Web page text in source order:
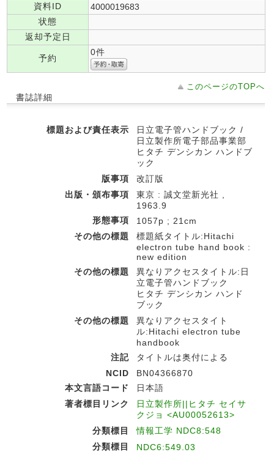
資料ID
4000019683
状態
返却予定日
予約
0件
このページのTOPへ
書誌詳細
標題および責任表示
日立電子管ハンドブック /
日立製作所電子部品事業部
ヒタチ デンシカン ハンドブ
ック
版事項
改訂版
出版・頒布事項
東京 : 誠文堂新光社 ,
1963.9
形態事項
1057p ; 21cm
その他の標題
標題紙タイトル:Hitachi
electron tube hand book :
new edition
その他の標題
異なりアクセスタイトル:日
立電子管ハンドブック
ヒタチ デンシカン ハンド
ブック
その他の標題
異なりアクセスタイト
ル:Hitachi electron tube
handbook
注記
タイトルは奥付による
NCID
BN04366870
本文言語コード
日本語
著者標目リンク
日立製作所||ヒタチ セイサ
クジョ <AU00052613>
分類標目
情報工学 NDC8:548
分類標目
NDC6:549.03